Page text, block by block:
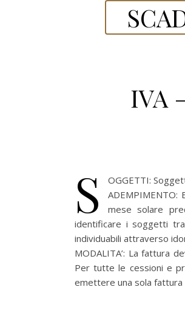
IVA
S
OGGETTI:
mese solare
identificare i soggetti
individuabili attraverso
MODALITA’: La fattura
Per tutte le cessioni e
emettere una sola fattura